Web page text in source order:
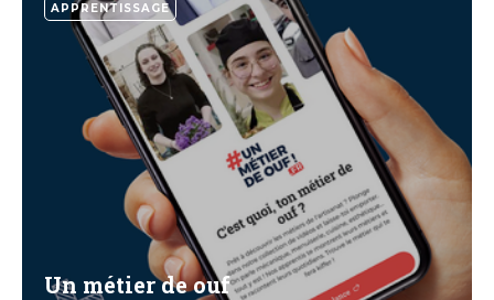
APPRENTISSAGE
Un métier de ouf